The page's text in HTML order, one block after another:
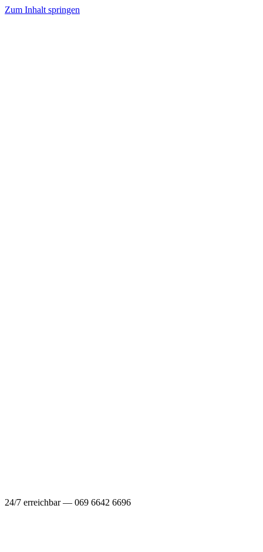
Zum Inhalt springen
24/7 erreichbar — 069 6642 6696